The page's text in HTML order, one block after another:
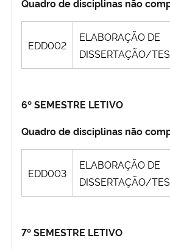
Quadro de disciplinas não
EDD002
ELABORAÇÃO DE
DISSERTAÇÃO/
6º SEMESTRE LETIVO
Quadro de disciplinas não
EDD003
ELABORAÇÃO DE
DISSERTAÇÃO/
7º SEMESTRE LETIVO